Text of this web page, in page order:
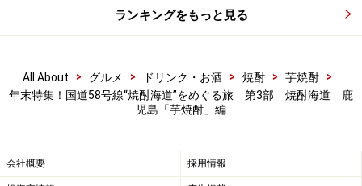
ランキングをもっと見る
All About > グルメ > ドリンク・お酒 > 焼酎 > 芋焼酎
>
年末特集！国道58号線“焼酎海道”をめぐる旅 第3部 焼酎海道 鹿
児島「芋焼酎」編
会社概要 採用情報